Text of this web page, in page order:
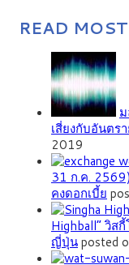
READ MOST
เสี่ยงกับอันตร
2019
31 ก.ค.
คงดอกเบี้ย
Highball” วิส
ญี่ปุ่นposted